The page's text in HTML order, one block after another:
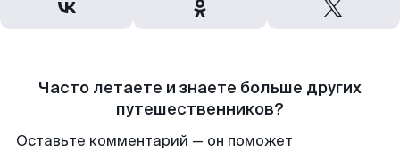
Часто летаете и знаете больше других
путешественников?
Оставьте комментарий — он поможет